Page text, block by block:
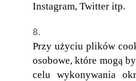
Instagram, Twitter itp.
Przy użyciu plików
osobowe, które mogą
celu wykonywania